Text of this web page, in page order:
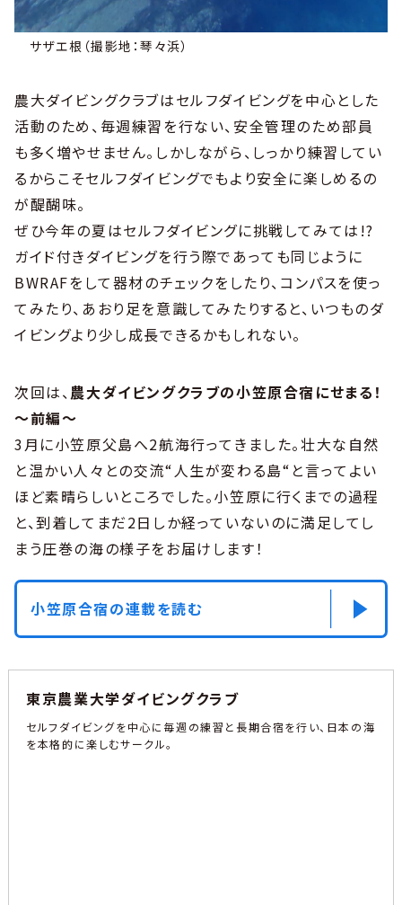
サザエ根（撮影地：琴々浜）
農大ダイビングクラブはセルフダイビングを中心とした
活動のため、毎週練習を行ない、安全管理のため部員
も多く増やせません。しかしながら、しっかり練習してい
るからこそセルフダイビングでもより安全に楽しめるの
が醍醐味。
ぜひ今年の夏はセルフダイビングに挑戦してみては!?
ガイド付きダイビングを行う際であっても同じように
BWRAFをして器材のチェックをしたり、コンパスを使っ
てみたり、あおり足を意識してみたりすると、いつものダ
イビングより少し成長できるかもしれない。
次回は、農大ダイビングクラブの小笠原合宿にせまる！
～前編～
3月に小笠原父島へ2航海行ってきました。壮大な自然
と温かい人々との交流“人生が変わる島“と言ってよい
ほど素晴らしいところでした。小笠原に行くまでの過程
と、到着してまだ2日しか経っていないのに満足してし
まう圧巻の海の様子をお届けします！
小笠原合宿の連載を読む
東京農業大学ダイビングクラブ
セルフダイビングを中心に毎週の練習と長期合宿を行い、日本の海
を本格的に楽しむサークル。